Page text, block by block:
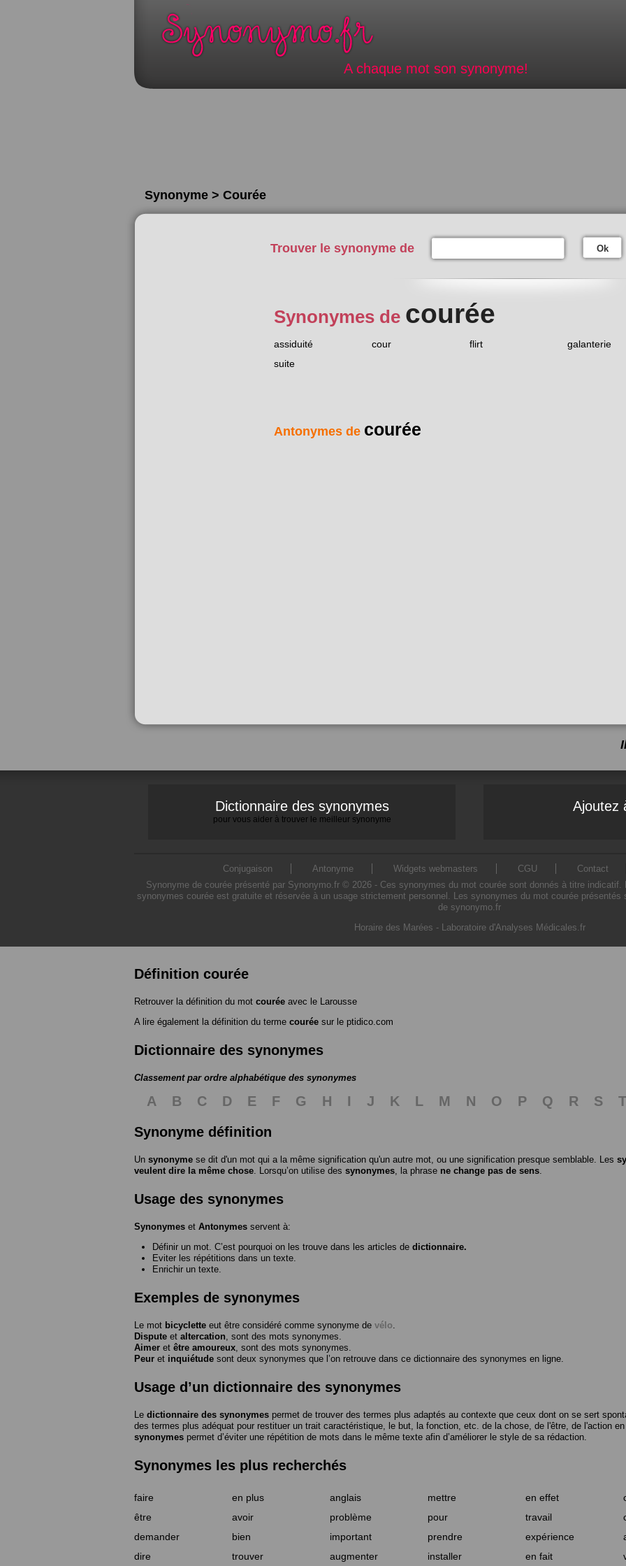
A chaque mot son synonyme!
Synonyme > Courée
Trouver le synonyme de Ok
Synonymes de courée
assiduité cour flirt galanterie
suite
Antonymes de courée
Dictionnaire des synonymes
pour vous aider à trouver le meilleur synonyme
Ajoutez
Conjugaison Antonyme Widgets webmasters CGU Contact
Synonyme de courée présenté par Synonymo.fr © 2026 - Ces synonymes du mot courée sont donnés à titre
synonymes courée est gratuite et réservée à un usage strictement personnel. Les synonymes du mot courée présentés
de synonymo.fr
Horaire des Marées - Laboratoire d'Analyses Médicales.fr
Définition courée
Retrouver la définition du mot courée avec le Larousse
A lire également la définition du terme courée sur le ptidico.com
Dictionnaire des synonymes
Classement par ordre alphabétique des synonymes
A B C D E F G H I J K L M N O P Q R S T
Synonyme définition
Un synonyme se dit d'un mot qui a la même signification qu'un autre mot, ou une signification presque semblable. Les
veulent dire la même chose . Lorsqu’on utilise des synonymes , la phrase ne change pas de sens
Usage des synonymes
Synonymes et Antonymes servent à:
Définir un mot. C’est pourquoi on les trouve dans les articles de dictionnaire.
Eviter les répétitions dans un texte.
Enrichir un texte.
Exemples de synonymes
Le mot bicyclette eut être considéré comme synonyme de vélo
Dispute et altercation , sont des mots synonymes.
Aimer et être amoureux , sont des mots synonymes.
Peur et inquiétude sont deux synonymes que l’on retrouve dans ce dictionnaire des synonymes en ligne.
Usage d’un dictionnaire des synonymes
Le dictionnaire des synonymes permet de trouver des termes plus adaptés au contexte que ceux dont on se sert
des termes plus adéquat pour restituer un trait caractéristique, le but, la fonction, etc. de la chose, de l'être, de l'action
synonymes permet d’éviter une répétition de mots dans le même texte afin d’améliorer le style de sa rédaction.
Synonymes les plus recherchés
faire en plus anglais mettre en effet
être
avoir problème pour travail
demander
bien important prendre expérience
dire
trouver augmenter installer en fait